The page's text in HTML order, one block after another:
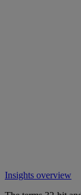
Insights overview